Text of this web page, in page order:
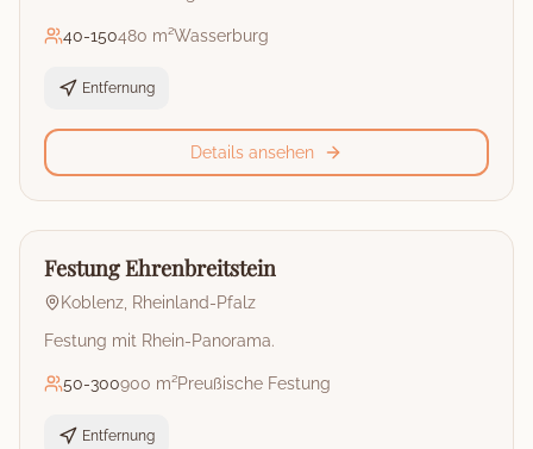
40-150480 m²Wasserburg
Entfernung
Details ansehen
🏰
Burg
Festung Ehrenbreitstein
Koblenz Rheinland-Pfalz
Festung mit Rhein-Panorama.
50-300900 m²Preußische Festung
Entfernung